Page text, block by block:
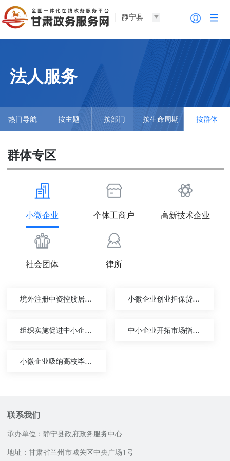
静宁县
法人服务
热门导航 按主题 按部门 按生命周期 按群体
群体专区
小微企业 个体工商户 高新技术企业
社会团体 律所
境外注册中资控股居民企业身份认定申请 小微企业创业担保贷款申请
组织实施促进中小企业和民营经济发展政策咨询 中小企业开拓市场指导和服务咨询
小微企业吸纳高校毕业生社会保险补贴申领
联系我们
承办单位：静宁县政府政务服务中心
地址：甘肃省兰州市城关区中央广场1号